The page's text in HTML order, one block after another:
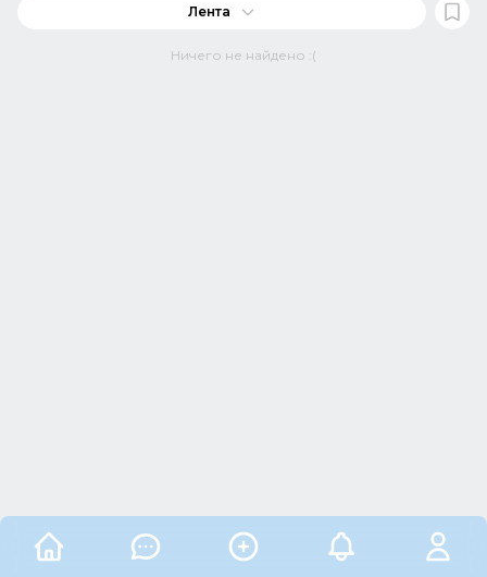
Лента
Ничего не найдено :(